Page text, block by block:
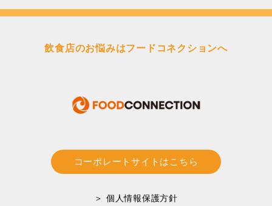
飲食店のお悩みはフードコネクションへ
コーポレートサイトはこちら
＞ 個人情報保護方針